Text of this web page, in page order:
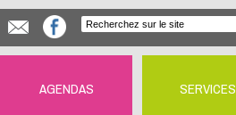
AGENDAS SERVICES